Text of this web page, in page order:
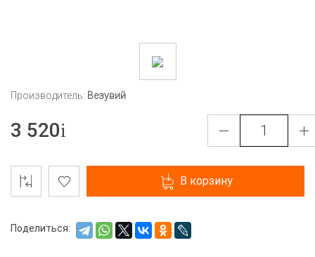
Производитель: Везувий
3 520
В корзину
Поделиться: